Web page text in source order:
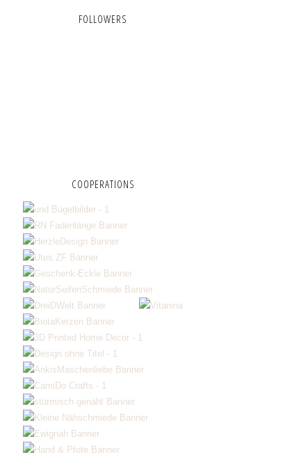
FOLLOWERS
COOPERATIONS